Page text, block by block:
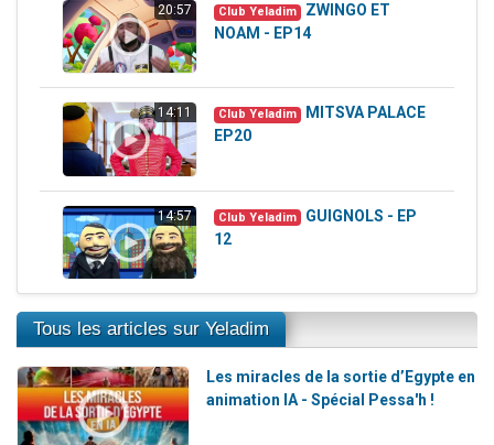
20:57 Club Yeladim
ZWINGO ET
NOAM - EP14
14:11 Club Yeladim
MITSVA PALACE
EP20
14:57 Club Yeladim
GUIGNOLS - EP
12
Tous les articles sur Yeladim
Les miracles de la sortie d’Egypte en
animation IA - Spécial Pessa'h !